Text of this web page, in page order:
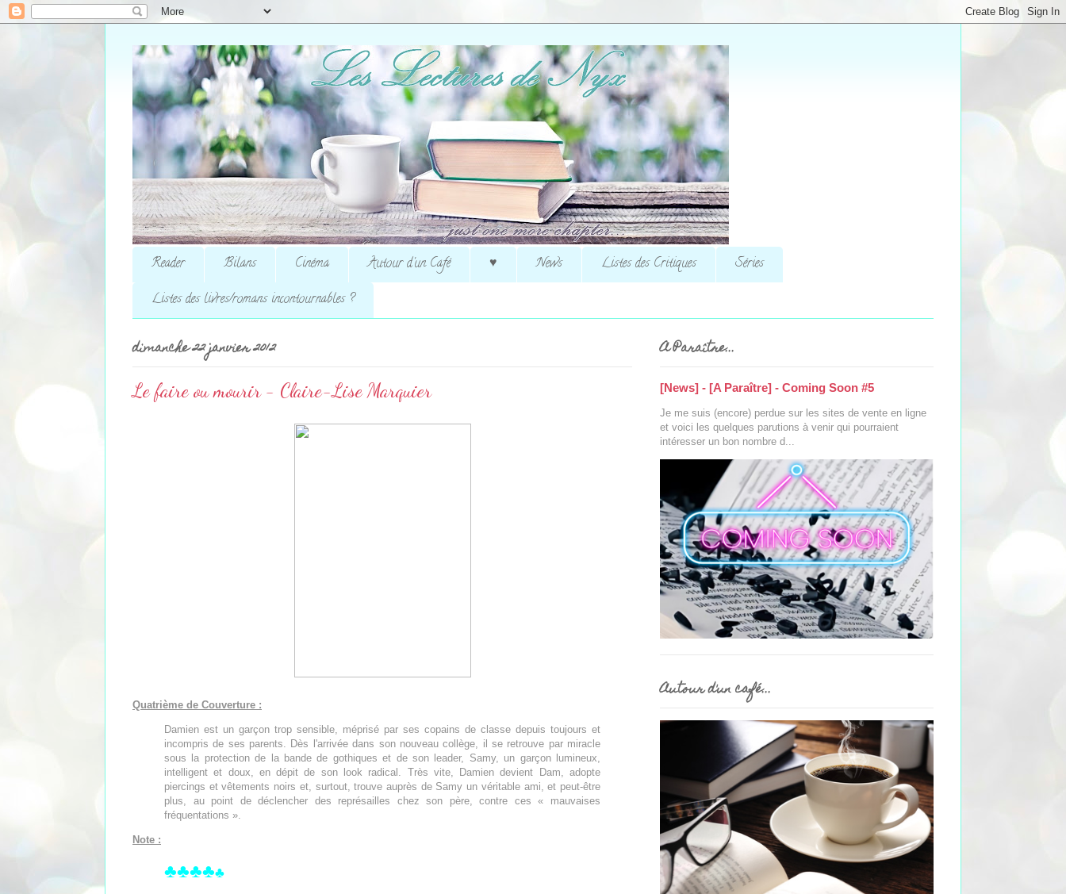
Reader Bilans Cinéma Autour d'un Café ♥ News Listes des Critiques
Séries
Listes des livres/romans incontournables ?
dimanche 22 janvier 2012
Le faire ou mourir - Claire-Lise Marquier
Quatrième de Couverture :
Damien est un garçon trop sensible, méprisé par ses copains de classe depuis toujours et
incompris de ses parents. Dès l'arrivée dans son nouveau collège, il se retrouve par miracle
sous la protection de la bande de gothiques et de son leader, Samy, un garçon lumineux,
intelligent et doux, en dépit de son look radical. Très vite, Damien devient Dam, adopte
piercings et vêtements noirs et, surtout, trouve auprès de Samy un véritable ami, et peut-être
plus, au point de déclencher des représailles chez son père, contre ces « mauvaises
fréquentations ».
Note :
♣♣♣♣♣
A Paraître...
[News] - [A Paraître] - Coming Soon #5
Je me suis (encore) perdue sur les sites de vente en ligne
et voici les quelques parutions à venir qui pourraient
intéresser un bon nombre d...
Autour d'un café...